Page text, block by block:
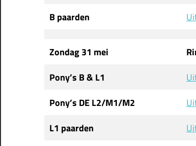
B paarden
Zondag 31 mei
Pony’s B & L1
Pony’s DE L2/M1/M2
L1 paarden